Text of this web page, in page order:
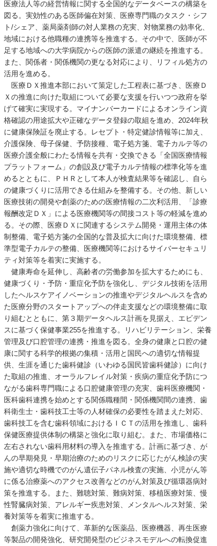
医療法人等の経営情報に関する全国的なデータベースの構築を
図る。実効性のある医師偏在対策、医療専門職のタスク・シフ
ト/シェア、薬局薬剤師の対人業務の充実、対物業務の効率化、
地域における他職種の連携等を推進する。その中で、医師が不
足する地域への大学病院からの医師の派遣の継続を推進する。
また、関係者・関係機関の更なる対応により、リフィル処方の
活用を進める。
医療ＤＸ推進本部において策定した工程表に基づき、医療Ｄ
Ｘの推進に向けた取組について必要な支援を行いつつ政府を挙
げて確実に実現する。マイナンバーカードによるオンライン資
格確認の用途拡大や正確なデータ登録の取組を進め、2024年秋
に健康保険証を廃止する。レセプト・特定健診情報等に加え、
介護保険、母子保健、予防接種、電子処方箋、電子カルテ等の
医療介護全般にわたる情報を共有・交換できる「全国医療情報
プラットフォーム」の創設及び電子カルテ情報の標準化等を進
めるとともに、ＰＨＲとして本人が検査結果等を確認し、自ら
の健康づくりに活用できる仕組みを整備する。その他、新しい
医療技術の開発や創薬のための医療情報の二次利活用、「診療
報酬改定ＤＸ」による医療機関等の間接コスト等の軽減を進め
る。その際、医療ＤＸに関連するシステム開発・運用主体の体
制整備、電子処方箋の全国的な普及拡大に向けた環境整備、標
準型電子カルテの整備、医療機関等におけるサイバーセキュリ
ティ対策等を着実に実施する。
健康寿命を延伸し、高齢者の労働参加を拡大するためにも、
健康づくり・予防・重症化予防を強化し、デジタル技術を活用
したヘルスケアイノベーションの推進やデジタルヘルスを含め
た医療分野のスタートアップへの伴走支援などの環境整備に取
り組むとともに、第３期データヘルス計画を見据え、エビデン
スに基づく保健事業255を推進する。リハビリテーション、栄養
管理及び口腔管理の連携・推進を図る。全身の健康と口腔の健
康に関する科学的根拠の集積・活用と国民への適切な情報提
供、生涯を通じた歯科健診（いわゆる国民皆歯科健診）に向け
た取組の推進、オーラルフレイル対策・疾病の重症化予防につ
ながる歯科専門職による口腔健康管理の充実、歯科医療機関・
医科歯科連携を始めとする関係職種間・関係機関間の連携、歯
科衛生士・歯科技工士等の人材確保の必要性を踏まえた対応、
歯科技工を含む歯科領域におけるＩＣＴの活用を推進し、歯科
保健医療提供体制の構築と強化に取り組む。また、市場価格に
左右されない歯科用材料の導入を推進する。計画に基づき、が
んの早期発見・早期治療のためのリスクに応じたがん検診の実
施や適切な時機でのがん遺伝子パネル検査の実施、小児がん等
に係る治療薬へのアクセス改善などのがん対策及び循環器病対
策を推進する。また、難聴対策、難病対策、移植医療対策、慢
性腎臓病対策、アレルギー疾患対策、メンタルヘルス対策、栄
養対策等を着実に推進する。
創薬力強化に向けて、革新的な医薬品、医療機器、再生医療
等製品の開発強化、研究開発型のビジネスモデルへの転換促進